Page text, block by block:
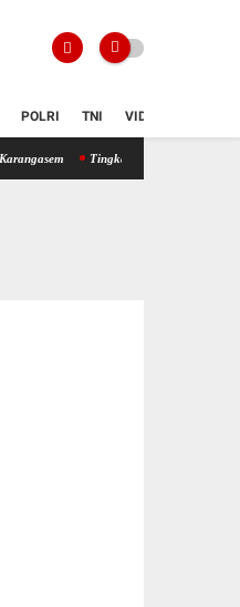
POLRI TNI VIDIO
Tingkatkan Kualitas Pelayanan Publik,